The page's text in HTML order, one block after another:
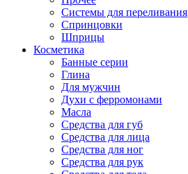
Системы для переливания
Спринцовки
Шприцы
Косметика
Банные серии
Глина
Для мужчин
Духи с ферромонами
Масла
Средства для губ
Средства для лица
Средства для ног
Средства для рук